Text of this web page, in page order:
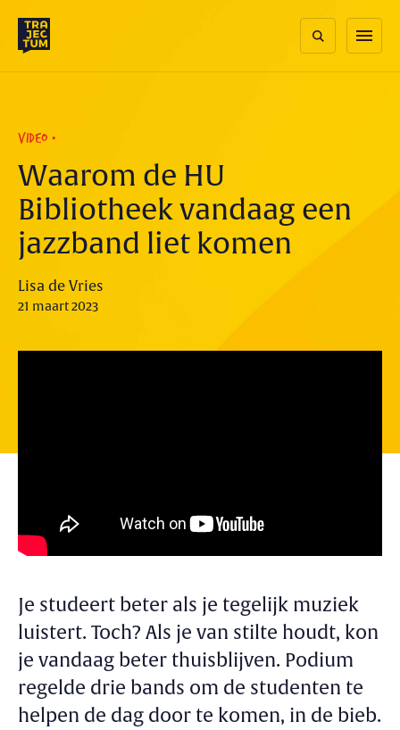
content
menu
VIDEO
Waarom de HU
Bibliotheek vandaag een
jazzband liet komen
Lisa de Vries
21 maart 2023
Je studeert beter als je tegelijk muziek
luistert. Toch? Als je van stilte houdt, kon
je vandaag beter thuisblijven. Podium
regelde drie bands om de studenten te
helpen de dag door te komen, in de bieb.